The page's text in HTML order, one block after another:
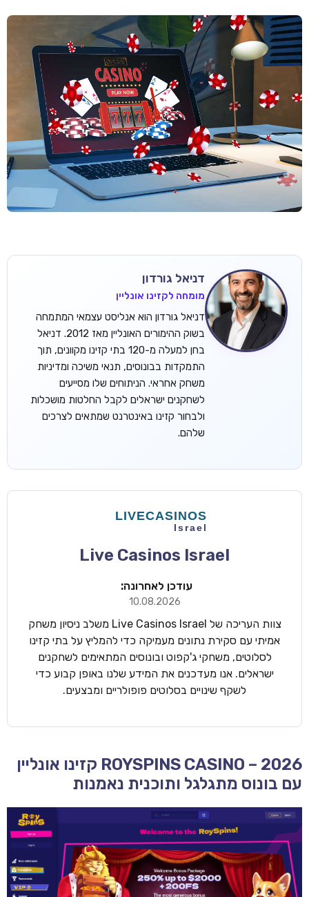
דניאל גורדון
מומחה לקזינו אונליין
דניאל גורדון הוא אנליסט עצמאי המתמחה
בשוק ההימורים האונליין מאז 2012. דניאל
בחן למעלה מ-120 בתי קזינו מקוונים, תוך
התמקדות בבונוסים, תנאי משיכה ומדיניות
משחק אחראי. הניתוחים שלו מסייעים
לשחקנים ישראלים לקבל החלטות מושכלות
ולבחור קזינו באינטרנט שמתאים לצרכים
שלהם.
Live Casinos Israel
עודכן לאחרונה:
10.08.2026
צוות העריכה של Live Casinos Israel משלב ניסיון משחק
אמיתי עם סקירת נתונים מעמיקה כדי להמליץ על בתי קזינו
לסלוטים, משחקי ג'קפוט ובונוסים המתאימים לשחקנים
ישראלים. אנו מעדכנים את המידע שלנו באופן קבוע כדי
לשקף שינויים בסלוטים פופולריים ומבצעים.
ROYSPINS CASINO – 2026 קזינו אונליין
עם בונוס מתגלגל ותוכנית נאמנות